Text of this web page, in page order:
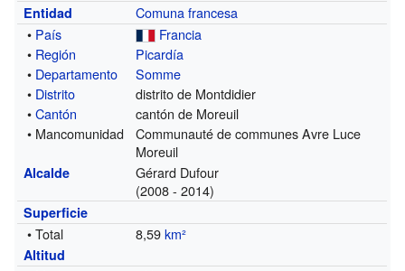
Entidad
Comuna francesa
• País
Francia
• Región
Picardía
• Departamento
Somme
• Distrito
distrito de Montdidier
•Cantón
cantón de Moreuil
• Mancomunidad
Communauté de communes Avre Luce
Moreuil
Alcalde
Gérard Dufour
(2008 - 2014)
Superficie
• Total 8,59km²
Altitud